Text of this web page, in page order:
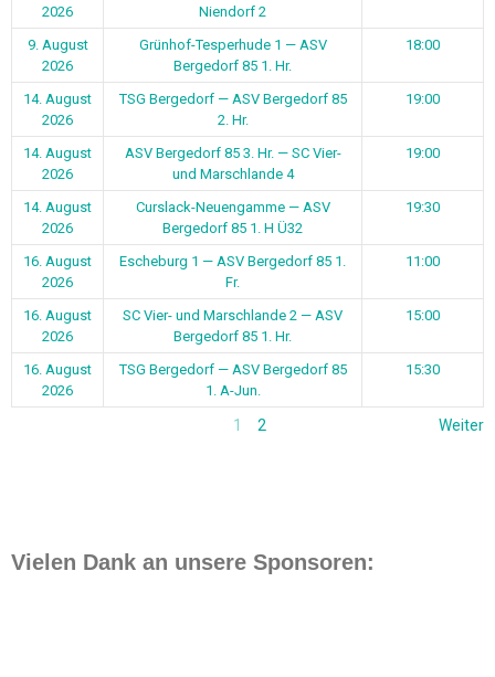
2026
Niendorf 2
9. August
2026
Grünhof-Tesperhude 1 — ASV
Bergedorf 85 1. Hr.
18:00
14. August
2026
TSG Bergedorf — ASV Bergedorf 85
2. Hr.
19:00
14. August
2026
ASV Bergedorf 85 3. Hr. — SC Vier-
und Marschlande 4
19:00
14. August
2026
Curslack-Neuengamme — ASV
Bergedorf 85 1. H Ü32
19:30
16. August
2026
Escheburg 1 — ASV Bergedorf 85 1.
Fr.
11:00
16. August
2026
SC Vier- und Marschlande 2 — ASV
Bergedorf 85 1. Hr.
15:00
16. August
2026
TSG Bergedorf — ASV Bergedorf 85
1. A-Jun.
15:30
1 2 Weiter
Vielen Dank an unsere Sponsoren: